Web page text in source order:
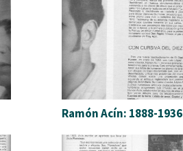
Ramón Acín: 1888-1936